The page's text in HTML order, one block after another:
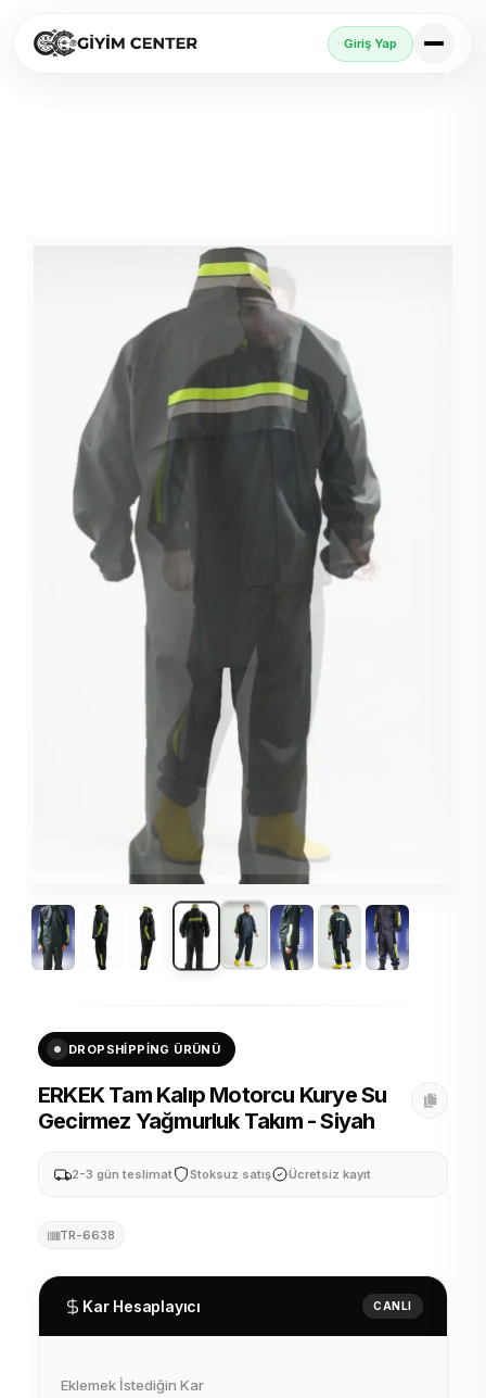
Giriş Yap
DROPSHIPPING ÜRÜNÜ
ERKEK Tam Kalıp Motorcu Kurye Su
Gecirmez Yağmurluk Takım - Siyah
2-3 gün teslimat Stoksuz satış Ücretsiz kayıt
TR-6638
Kar Hesaplayıcı CANLI
Eklemek İstediğin Kar